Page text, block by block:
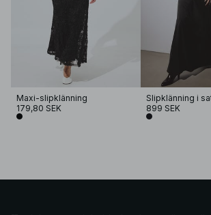
Maxi-slipklänning
179,80 SEK
899 SEK